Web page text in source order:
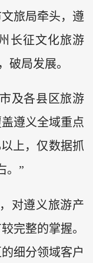
旅局牵头，遵
长征文化旅游
破局发展。
及各县区旅游
遵义全域重点
上，仅数据抓
。”
对遵义旅游产
完整的掌握。
细分领域客户